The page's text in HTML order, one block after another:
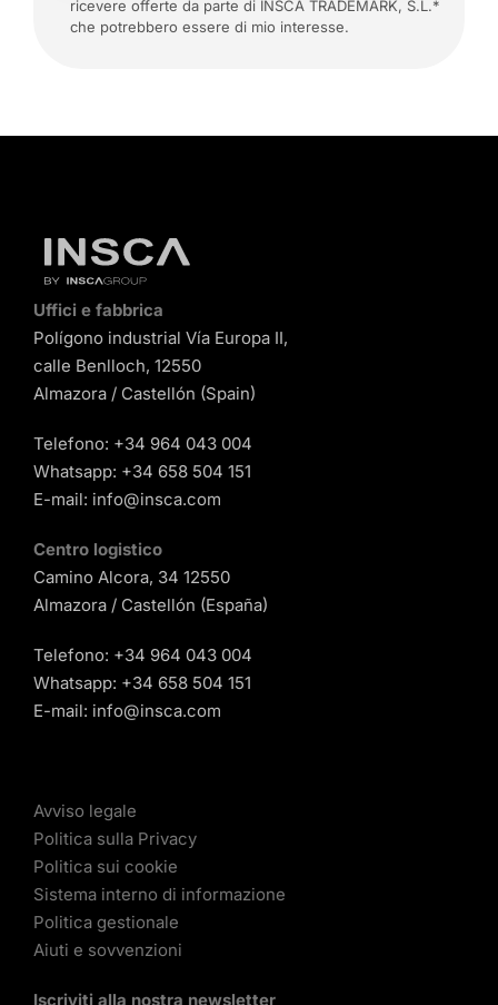
ricevere offerte da parte di INSCA TRADEMARK, S.L.*
che potrebbero essere di mio interesse.
Uffici e fabbrica
Polígono industrial Vía Europa II,
calle Benlloch, 12550
Almazora / Castellón (Spain)
Telefono: +34 964 043 004
Whatsapp: +34 658 504 151
E-mail: info@insca.com
Centro logistico
Camino Alcora, 34 12550
Almazora / Castellón (España)
Telefono: +34 964 043 004
Whatsapp: +34 658 504 151
E-mail: info@insca.com
Avviso legale
Politica sulla Privacy
Politica sui cookie
Sistema interno di informazione
Politica gestionale
Aiuti e sovvenzioni
Iscriviti alla nostra newsletter